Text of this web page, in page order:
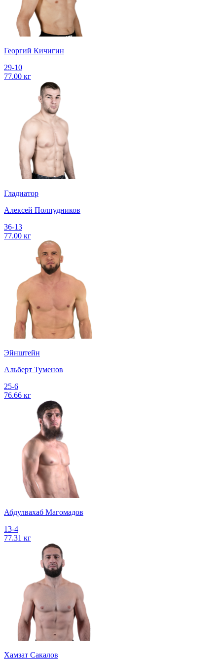
Георгий Кичигин
29-10
77.00 кг
Гладиатор
Алексей Полпудников
36-13
77.00 кг
Эйнштейн
Альберт Туменов
25-6
76.66 кг
Абдулвахаб Магомадов
13-4
77.31 кг
Хамзат Сакалов